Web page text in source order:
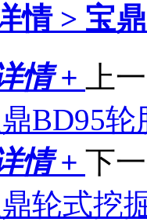
情 > 宝
情 +
上
BD95
情 + 下
轮式挖